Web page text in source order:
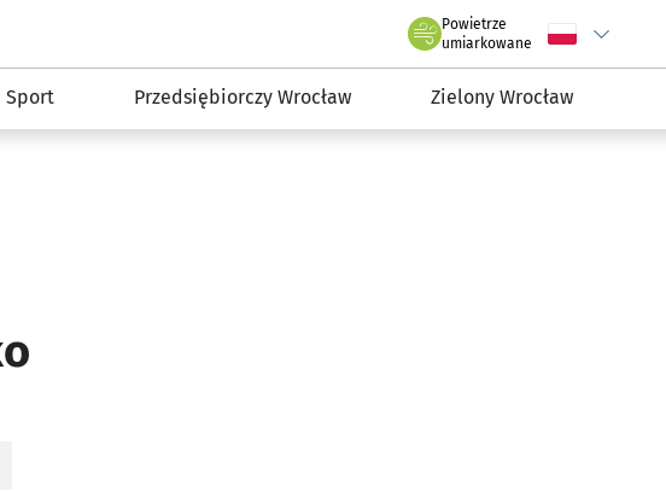
wroclaw.pl
Powietrze
we Wrocławiu
umiarkowane Wybierz język
Sport Przedsiębiorczy Wrocław Zielony Wrocław
Wołodko: